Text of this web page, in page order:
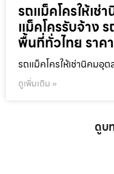
รถแม็คโครให้เช่
แม็คโครรับจ้าง
พื้นที่ทั่วไทย ราค
รถแม็คโครให้เช่านิคมอุต
ดูเพิ่มเติม »
ดูบ